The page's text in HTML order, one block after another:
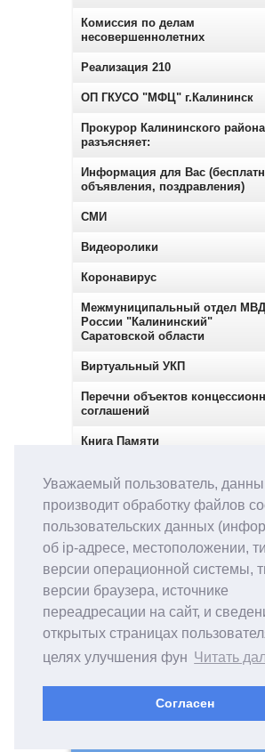
Уважаемый пользователь,
производит обработку файлов
пользовательских данных
об ip-адресе, местоположении,
версии операционной системы,
версии браузера, источнике
переадресации на сайт, и
открытых страницах
целях улучшения фун Читать
Согласен
Комиссия по делам
несовершеннолетних
Реализация 210
ОП ГКУСО "МФЦ" г.Калининск
Прокурор Калининского района
разъясняет:
Информация для Вас
объявления, поздравления)
СМИ
Видеоролики
Коронавирус
Межмуниципальный отдел МВД
России "Калининский"
Саратовской области
Виртуальный УКП
Перечни объектов
соглашений
Книга Памяти
закупок